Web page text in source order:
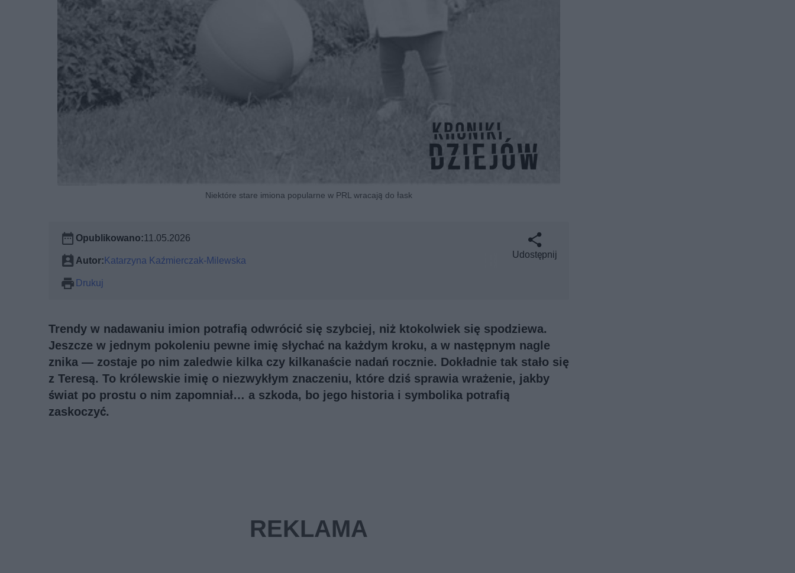
Niektóre stare imiona popularne w PRL wracają do łask
Opublikowano:11.05.2026
Autor:Katarzyna Kaźmierczak-Milewska
Drukuj
Udostępnij
Trendy w nadawaniu imion potrafią odwrócić się szybciej, niż ktokolwiek się spodziewa.
Jeszcze w jednym pokoleniu pewne imię słychać na każdym kroku, a w następnym nagle
znika — zostaje po nim zaledwie kilka czy kilkanaście nadań rocznie. Dokładnie tak stało się
z Teresą. To królewskie imię o niezwykłym znaczeniu, które dziś sprawia wrażenie, jakby
świat po prostu o nim zapomniał… a szkoda, bo jego historia i symbolika potrafią
zaskoczyć.